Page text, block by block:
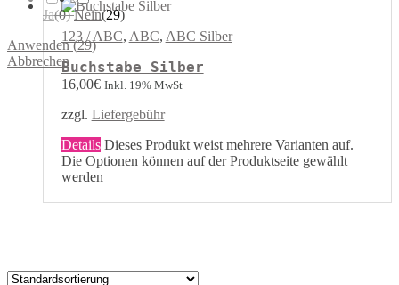
123 / ABC, ABC, ABC Silber
Buchstabe Silber
16,00€ Inkl. 19% MwSt
zzgl. Liefergebühr
Details Dieses Produkt weist mehrere Varianten auf.
Die Optionen können auf der Produktseite gewählt
werden
Ja(0) Nein(29)
Anwenden(29)
Abbrechen